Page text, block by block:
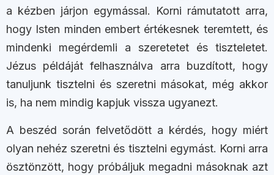
a kézben járjon egymással. Korni rámutatott arra,
hogy Isten minden embert értékesnek teremtett, és
mindenki megérdemli a szeretetet és tiszteletet.
Jézus példáját felhasználva arra buzdított, hogy
tanuljunk tisztelni és szeretni másokat, még akkor
is, ha nem mindig kapjuk vissza ugyanezt.
A beszéd során felvetődött a kérdés, hogy miért
olyan nehéz szeretni és tisztelni egymást. Korni arra
ösztönzött, hogy próbáljuk megadni másoknak azt